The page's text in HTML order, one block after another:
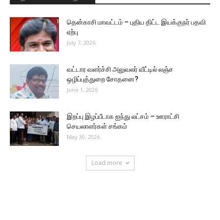
தென்காசி மாவட்டம் – புதிய திட்ட இயக்குநர் பதவி
ஏற்பு
July 7, 2026
வட்டார வளர்ச்சி அலுவலர் வீட்டில் லஞ்ச
ஒழிப்புத்துறை சோதனை?
June 1, 2026
இறப்பு இழப்பீடாக ஐந்து லட்சம் – ஊராட்சி
செயலாளர்கள் சங்கம்
May 30, 2026
Load more